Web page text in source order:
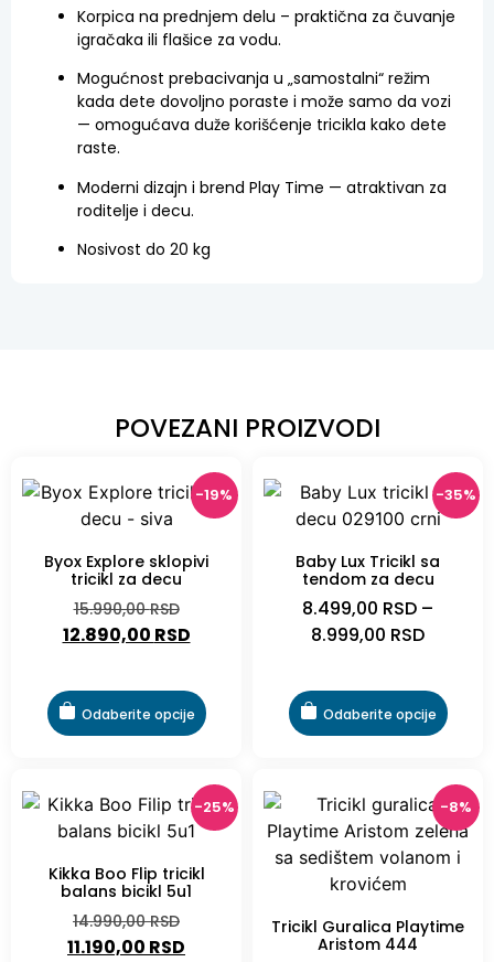
Korpica na prednjem delu – praktična za čuvanje
igračaka ili flašice za vodu.
Mogućnost prebacivanja u „samostalni“ režim
kada dete dovoljno poraste i može samo da vozi
— omogućava duže korišćenje tricikla kako dete
raste.
Moderni dizajn i brend Play Time — atraktivan za
roditelje i decu.
Nosivost do 20 kg
POVEZANI PROIZVODI
-19%
Byox Explore sklopivi
tricikl za decu
15.990,00RSD
12.890,00 RSD
Odaberite opcije
-35%
Baby Lux Tricikl sa
tendom za decu
8.499,00 RSD –
8.999,00 RSD
Odaberite opcije
-25%
Kikka Boo Flip tricikl
balans bicikl 5u1
14.990,00RSD
11.190,00 RSD
-8%
Tricikl Guralica Playtime
Aristom 444